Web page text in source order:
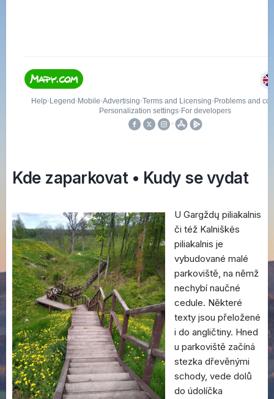
Kde zaparkovat • Kudy se vydat
U Gargždų piliakalnis
či též Kalniškės
piliakalnis je
vybudované malé
parkoviště, na němž
nechybí naučné
cedule. Některé
texty jsou přeložené
i do angličtiny. Hned
u parkoviště začíná
stezka dřevěnými
schody, vede dolů
do údolíčka